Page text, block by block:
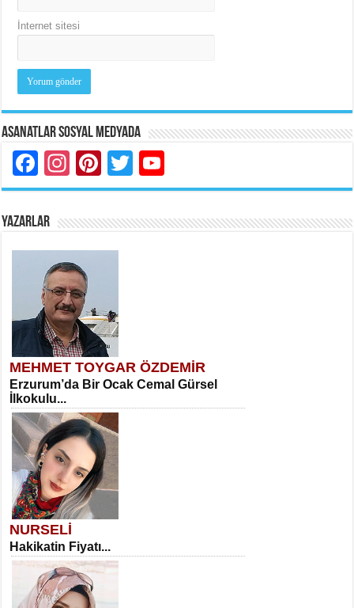
İnternet sitesi
Asanatlar Sosyal Medyada
Facebook
Instagram
Pinterest
Twitter
YAZARLAR
MEHMET TOYGAR ÖZDEMİR
Erzurum’da Bir Ocak Cemal Gürsel
İlkokulu...
NURSELİ
Hakikatin Fiyatı...